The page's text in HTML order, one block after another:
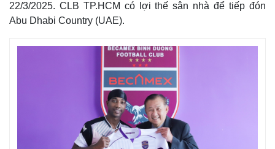
Multimedia
Video
Ảnh
E-Magazine
Infographic
22/3/2025. CLB TP.HCM có lợi thế sân nhà để tiếp đón
Abu Dhabi Country (UAE).